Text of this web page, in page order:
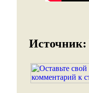
Источник: